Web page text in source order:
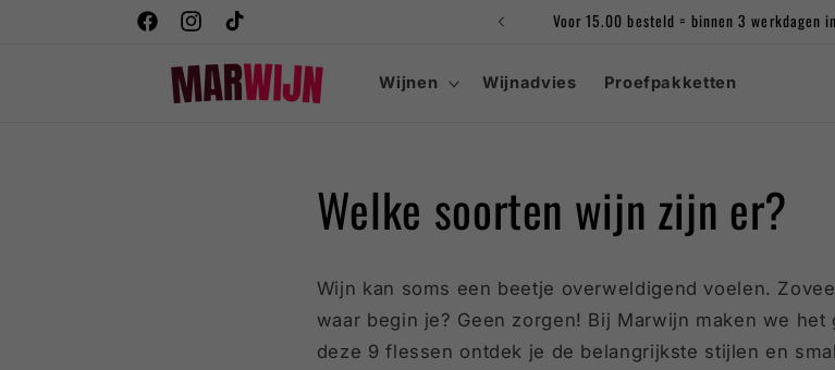
FacebookInstagram
TikTok
Gratis bezorgd vanaf €75 Voor 15.00 besteld = binnen 3 werkdagen
Wijnen Wijnadvies Proefpakketten
Welke soorten wijn zijn er?
Wijn kan soms een beetje overweldigend voelen.
waar begin je? Geen zorgen! Bij Marwijn maken we
deze 9 flessen ontdek je de belangrijkste stijlen en